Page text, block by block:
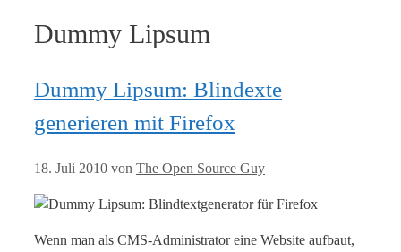
Dummy Lipsum
Dummy Lipsum: Blindexte
generieren mit Firefox
18. Juli 2010 von The Open Source Guy
Wenn man als CMS-Administrator eine Website aufbaut,